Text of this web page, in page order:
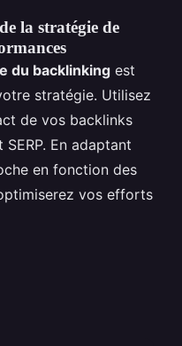
la stratégie de
du backlinking est
stratégie. Utilisez
de vos backlinks
En adaptant
en fonction des
vos efforts